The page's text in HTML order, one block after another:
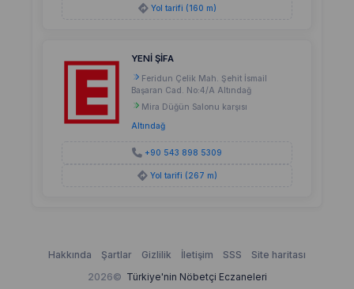
Yol tarifi (160 m)
YENİ ŞİFA
Feridun Çelik Mah. Şehit İsmail
Başaran Cad. No:4/A Altındağ
Mira Düğün Salonu karşısı
Altındağ
+90 543 898 5309
Yol tarifi (267 m)
2026© Türkiye'nin Nöbetçi Eczaneleri
Hakkında Şartlar Gizlilik İletişim SSS Site haritası